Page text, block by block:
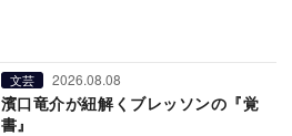
文芸 2026.08.08
濱口竜介が紐解くブレッソンの『覚
書』